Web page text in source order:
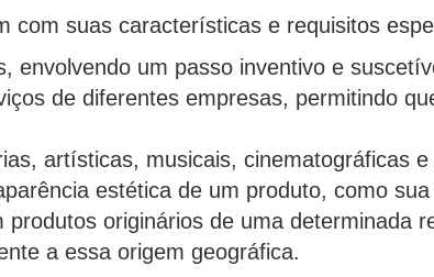
com suas características e requisitos
envolvendo um passo inventivo e
de diferentes empresas, permitindo
artísticas, musicais, cinematográficas
estética de um produto, como
produtos originários de uma determinada
a essa origem geográfica.